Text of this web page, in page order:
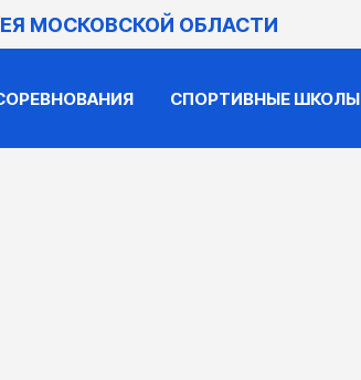
МОСКОВСКОЙ ОБЛАСТИ
СПОРТИВНЫЕ ШКОЛЫ